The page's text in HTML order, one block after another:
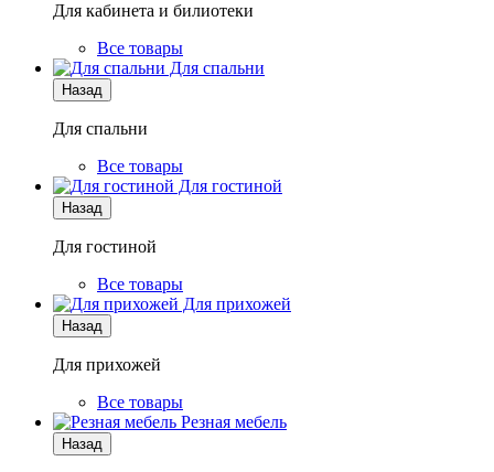
Для кабинета и билиотеки
Все товары
Для спальни
Назад
Для спальни
Все товары
Для гостиной
Назад
Для гостиной
Все товары
Для прихожей
Назад
Для прихожей
Все товары
Резная мебель
Назад